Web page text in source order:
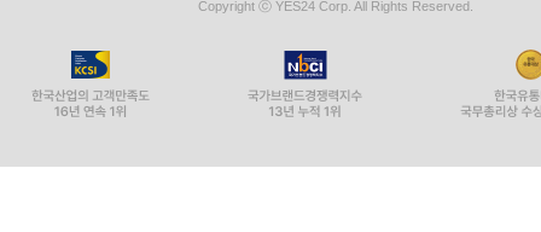
Copyright ⓒ YES24 Corp. All Rights Reserved.